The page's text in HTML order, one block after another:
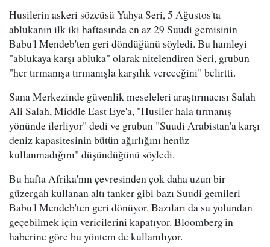
Husilerin askeri sözcüsü Yahya Seri, 5 Ağustos'ta
ablukanın ilk iki haftasında en az 29 Suudi gemisinin
Babu'l Mendeb'ten geri döndüğünü söyledi. Bu hamleyi
"ablukaya karşı abluka" olarak nitelendiren Seri, grubun
"her tırmanışa tırmanışla karşılık vereceğini" belirtti.
Sana Merkezinde güvenlik meseleleri araştırmacısı Salah
Ali Salah, Middle East Eye'a, "Husiler hala tırmanış
yönünde ilerliyor" dedi ve grubun "Suudi Arabistan'a karşı
deniz kapasitesinin bütün ağırlığını henüz
kullanmadığını" düşündüğünü söyledi.
Bu hafta Afrika'nın çevresinden çok daha uzun bir
güzergah kullanan altı tanker gibi bazı Suudi gemileri
Babu'l Mendeb'ten geri dönüyor. Bazıları da su yolundan
geçebilmek için vericilerini kapatıyor. Bloomberg'in
haberine göre bu yöntem de kullanılıyor.